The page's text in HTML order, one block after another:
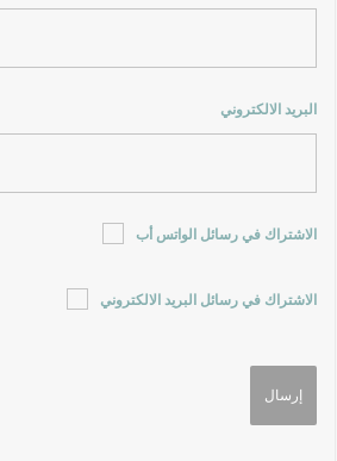
البريد الالكتروني
الاشتراك في رسائل الواتس أب
الاشتراك في رسائل البريد الالكتروني